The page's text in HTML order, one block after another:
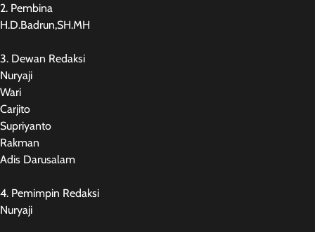
2. Pembina
H.D.Badrun,SH.MH
3. Dewan Redaksi
Nuryaji
Wari
Carjito
Supriyanto
Rakman
Adis Darusalam
4. Pemimpin Redaksi
Nuryaji